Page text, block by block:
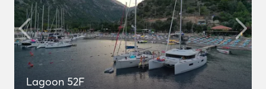
Lagoon 52F